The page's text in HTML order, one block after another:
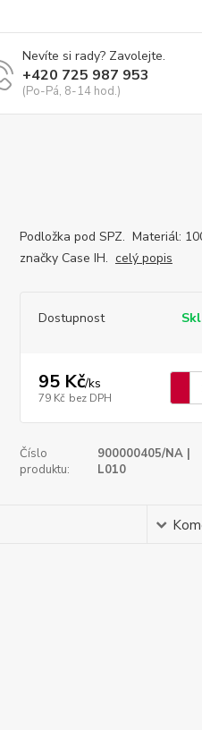
Nevíte si rady? Zavolejte.
+420 725 987 953
(Po-Pá, 8-14 hod.)
Podložka pod SPZ. Materiál:
značky Case IH. celý popis
Dostupnost
95 Kč/ks
79 Kč bez DPH
Číslo
produktu:
900000405/NA |
L010